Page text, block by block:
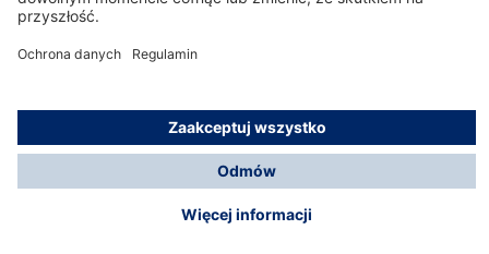
Korzystanie ze sklepu
© Dräger Polska Sp. z o.o., 2025
*Wszystkie ceny bez VAT, na warunkach opisanych w